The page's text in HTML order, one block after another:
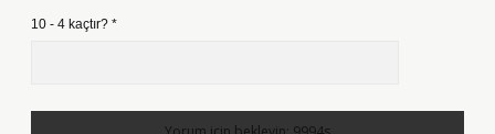
10 - 4 kaçtır? *